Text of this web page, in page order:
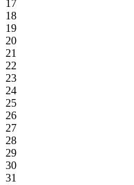
17
18
19
20
21
22
23
24
25
26
27
28
29
30
31